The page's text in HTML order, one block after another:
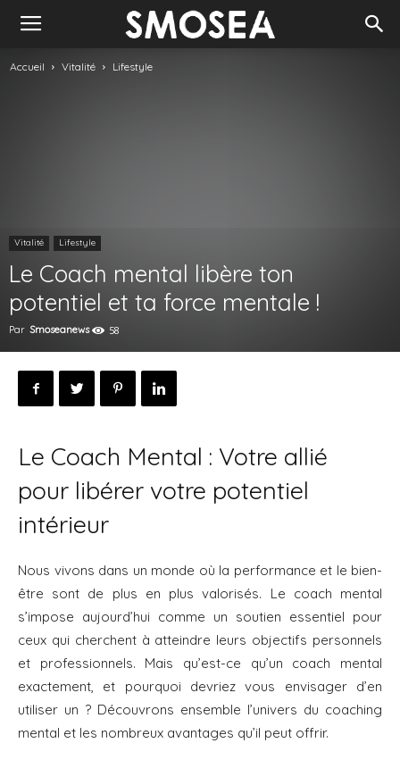
Accueil Vitalité Lifestyle
Vitalité Lifestyle
Le Coach mental libère ton
potentiel et ta force mentale !
Par Smoseanews 58
Le Coach Mental : Votre allié
pour libérer votre potentiel
intérieur
Nous vivons dans un monde où la performance et le bien-
être sont de plus en plus valorisés. Le coach mental
s’impose aujourd’hui comme un soutien essentiel pour
ceux qui cherchent à atteindre leurs objectifs personnels
et professionnels. Mais qu’est-ce qu’un coach mental
exactement, et pourquoi devriez vous envisager d’en
utiliser un ? Découvrons ensemble l’univers du coaching
mental et les nombreux avantages qu’il peut offrir.